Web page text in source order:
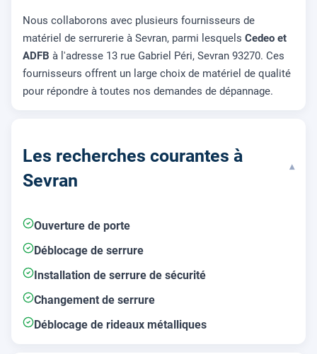
Nous collaborons avec plusieurs fournisseurs de
matériel de serrurerie à Sevran, parmi lesquels Cedeo et
ADFB à l'adresse 13 rue Gabriel Péri, Sevran 93270. Ces
fournisseurs offrent un large choix de matériel de qualité
pour répondre à toutes nos demandes de dépannage.
Les recherches courantes à
Sevran
▾
Ouverture de porte
Déblocage de serrure
Installation de serrure de sécurité
Changement de serrure
Déblocage de rideaux métalliques